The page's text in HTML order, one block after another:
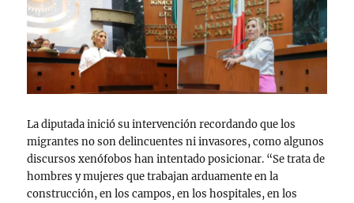
La diputada inició su intervención recordando que los
migrantes no son delincuentes ni invasores, como algunos
discursos xenófobos han intentado posicionar. “Se trata de
hombres y mujeres que trabajan arduamente en la
construcción, en los campos, en los hospitales, en los